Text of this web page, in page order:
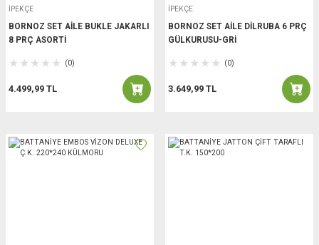
İPEKÇE
BORNOZ SET AİLE BUKLE JAKARLI
8 PRÇ ASORTİ
(0)
4.499,99 TL
İPEKÇE
BORNOZ SET AİLE DİLRUBA 6 PRÇ
GÜLKURUSU-GRİ
(0)
3.649,99 TL